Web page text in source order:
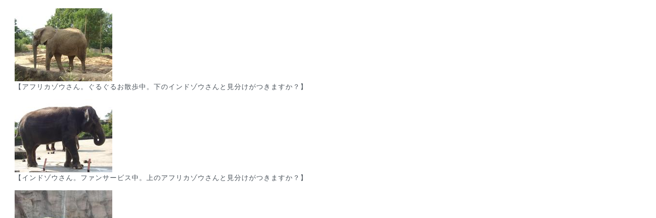
【アフリカゾウさん。ぐるぐるお散歩中。下のインドゾウさんと見分けがつきますか？】
【インドゾウさん。ファンサービス中。上のアフリカゾウさんと見分けがつきますか？】